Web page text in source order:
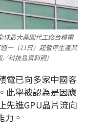
球最大晶圓代工廠台積電
一（11日）起暫停生產其
科技島資料照)
電已向多家中國客
此舉被認為是因應
先進GPU晶片流向
。